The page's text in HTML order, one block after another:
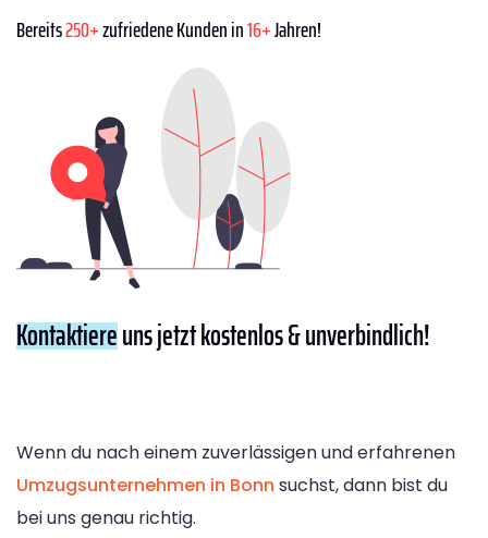
Bereits250+zufriedene Kunden in16+Jahren!
Kontaktiereuns jetzt kostenlos & unverbindlich!
Wenn du nach einem zuverlässigen und erfahrenen
Umzugsunternehmen in Bonn suchst, dann bist du
bei uns genau richtig.